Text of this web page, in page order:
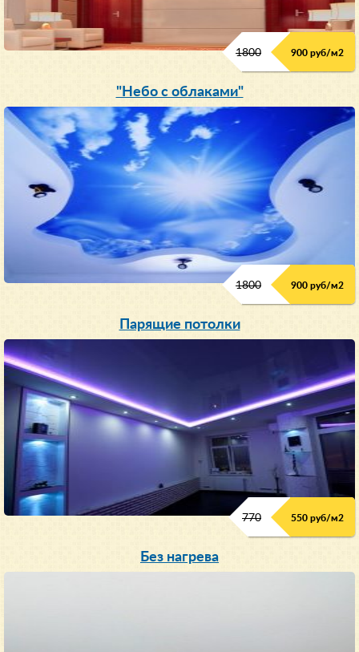
1800 900 руб/м2
"Небо с облаками"
1800 900 руб/м2
Парящие потолки
770 550 руб/м2
Без нагрева